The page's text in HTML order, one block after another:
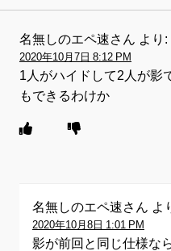
名無しのエペ速さん より:
2020年10月7日 8:12 PM
1人がハイドして2人が影
もできるわけか
名無しのエペ速さん よ
2020年10月8日 1:01 PM
影が前回と同じ仕様な